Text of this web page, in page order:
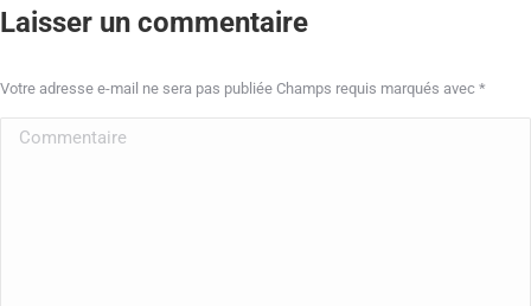
Laisser un commentaire
Votre adresse e-mail ne sera pas publiée Champs requis marqués avec *
Commentaire